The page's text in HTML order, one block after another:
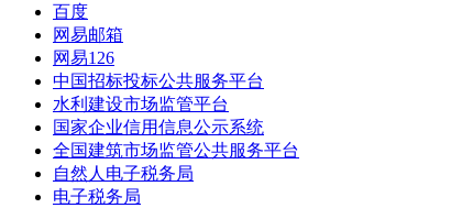
百度
网易邮箱
网易126
中国招标投标公共服务平台
水利建设市场监管平台
国家企业信用信息公示系统
全国建筑市场监管公共服务平台
自然人电子税务局
电子税务局